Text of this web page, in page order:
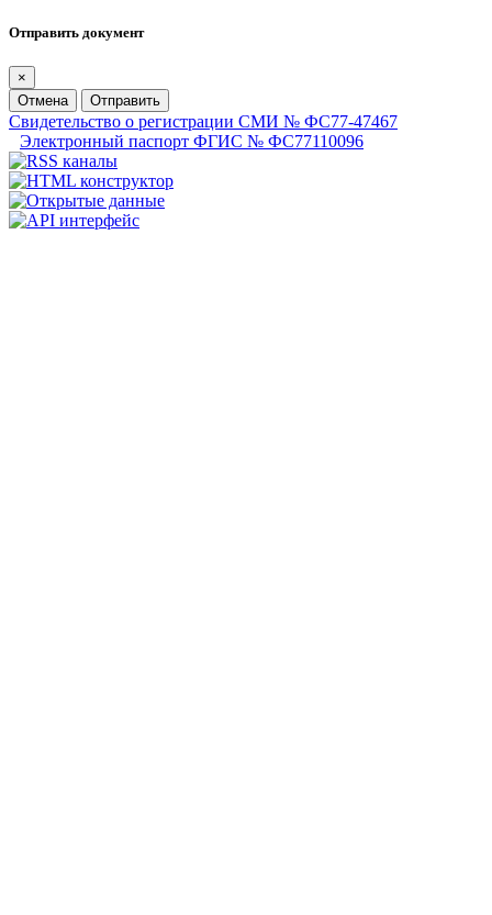
Отправить документ
×
Отмена
Отправить
Свидетельство о регистрации СМИ № ФС77-47467
Электронный паспорт ФГИС № ФС77110096